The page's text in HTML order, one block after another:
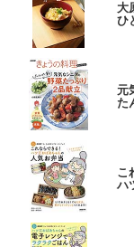
大
ひ
元
た
こ
ハ